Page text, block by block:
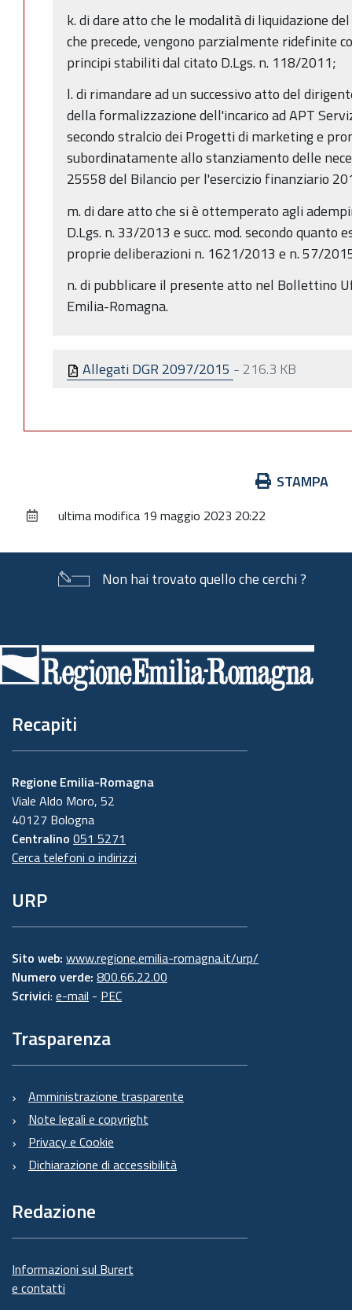
k. di dare atto che le modalità di liquidazione
che precede, vengono parzialmente ridefinite
principi stabiliti dal citato D.Lgs. n. 118/2011;
l. di rimandare ad un successivo atto del
della formalizzazione dell'incarico ad APT
secondo stralcio dei Progetti di marketing e
subordinatamente allo stanziamento delle
25558 del Bilancio per l'esercizio finanziario
m. di dare atto che si è ottemperato agli
D.Lgs. n. 33/2013 e succ. mod. secondo quanto
proprie deliberazioni n. 1621/2013 e n. 57/
n. di pubblicare il presente atto nel Bollettino
Emilia-Romagna.
Allegati DGR 2097/2015 - 216.3 KB
documento
STAMPA
ultima modifica 19 maggio 2023 20:22
Non hai trovato quello che cerchi ?
di
pagina
Recapiti
Regione Emilia-Romagna
Viale Aldo Moro, 52
40127 Bologna
Centralino 051 5271
Cerca telefoni o indirizzi
URP
Sito web: www.regione.emilia-romagna.it/urp/
Numero verde: 800.66.22.00
Scrivici: e-mail - PEC
Trasparenza
Amministrazione trasparente
Note legali e copyright
Privacy e Cookie
Dichiarazione di accessibilità
Redazione
Informazioni sul Burert
e contatti